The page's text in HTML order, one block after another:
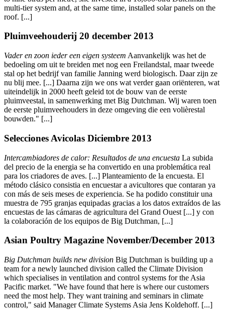
multi-tier system and, at the same time, installed solar panels on the
roof. [...]
Pluimveehouderij 20 december 2013
Vader en zoon ieder een eigen systeem Aanvankelijk was het de
bedoeling om uit te breiden met nog een Freilandstal, maar tweede
stal op het bedrijf van familie Janning werd biologisch. Daar zijn ze
nu blij mee. [...] Daarna zijn we ons wat verder gaan oriënteren, wat
uiteindelijk in 2000 heeft geleid tot de bouw van de eerste
pluimveestal, in samenwerking met Big Dutchman. Wij waren toen
de eerste pluimveehouders in deze omgeving die een volièrestal
bouwden." [...]
Selecciones Avicolas Diciembre 2013
Intercambiadores de calor: Resultados de una encuesta La subida
del precio de la energia se ha convertido en una problemática real
para los criadores de aves. [...] Planteamiento de la encuesta. El
método clásico consistia en encuestar a avicultores que contaran ya
con más de seis meses de experiencia. Se ha podido constituir una
muestra de 795 granjas equipadas gracias a los datos extraídos de las
encuestas de las cámaras de agricultura del Grand Ouest [...] y con
la colaboración de los equipos de Big Dutchman, [...]
Asian Poultry Magazine November/December 2013
Big Dutchman builds new division Big Dutchman is building up a
team for a newly launched division called the Climate Division
which specialises in ventilation and control systems for the Asia
Pacific market. "We have found that here is where our customers
need the most help. They want training and seminars in climate
control," said Manager Climate Systems Asia Jens Koldehoff. [...]